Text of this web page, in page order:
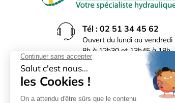
Tél : 02 51 34 45 62
Ouvert du lundi au vendredi
8h à 12h30 et 13h45 à 18h
(17h30 le vendredi)
Rue du Bocage La Ribotière
85170 Le Poiré sur Vie